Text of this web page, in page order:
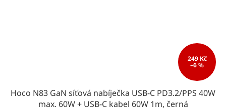
249 Kč
–6 %
Hoco N83 GaN síťová nabíječka USB-C PD3.2/PPS 40W
max. 60W + USB-C kabel 60W 1m, černá